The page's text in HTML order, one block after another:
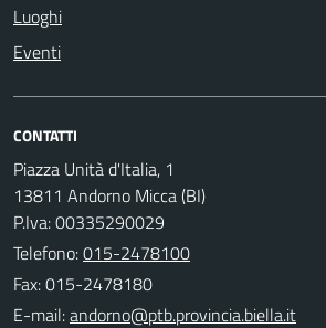
Luoghi
Eventi
CONTATTI
Piazza Unità d'Italia, 1
13811 Andorno Micca (BI)
P.Iva: 00335290029
Telefono:015-2478100
Fax: 015-2478180
E-mail: